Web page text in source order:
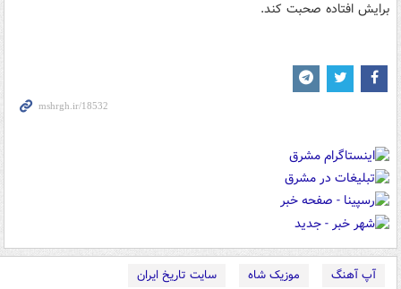
برايش افتاده صحبت کند.
آپ آهنگ موزیک شاه
سایت تاریخ ایران